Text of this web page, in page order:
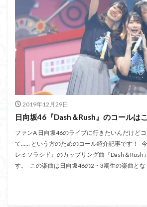
2019年12月29日
日向坂46『Dash＆Rush』のコールは
ファンA 日向坂46のライブに行きたいんだけど
て…… という方のためのコール紹介記事です！
レミソラシド』のカップリング曲『Dash＆Rush
す。 この楽曲は日向坂46の2・3期生の楽曲と